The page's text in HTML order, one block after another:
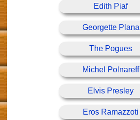
Edith Piaf
Georgette Plana
The Pogues
Michel Polnareff
Elvis Presley
Eros Ramazzoti